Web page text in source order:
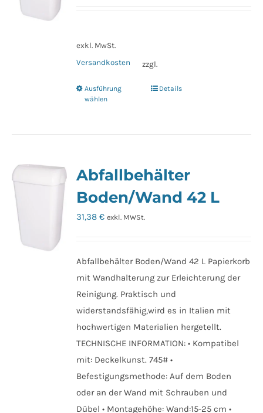
exkl. MwSt.
zzgl.
Versandkosten
Ausführung
wählen
Dieses
auf.
Die
Optionen
Details
Abfallbehälter
Boden/Wand 42 L
31,38€ exkl. MWSt.
Abfallbehälter Boden/Wand 42 L Papierkorb
mit Wandhalterung zur Erleichterung der
Reinigung. Praktisch und
widerstandsfähig,wird es in Italien mit
hochwertigen Materialien hergetellt.
TECHNISCHE INFORMATION: • Kompatibel
mit: Deckelkunst. 745# •
Befestigungsmethode: Auf dem Boden
oder an der Wand mit Schrauben und
Dübel • Montagehöhe: Wand:15-25 cm •